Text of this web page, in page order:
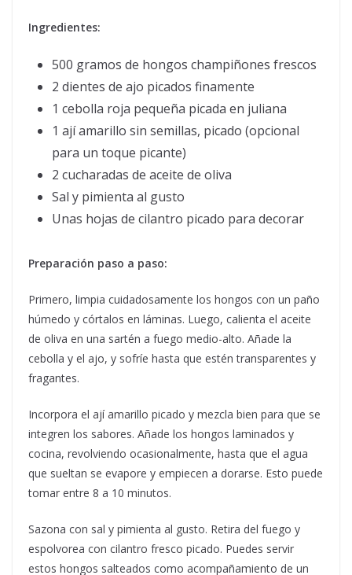
Ingredientes:
500 gramos de hongos champiñones frescos
2 dientes de ajo picados finamente
1 cebolla roja pequeña picada en juliana
1 ají amarillo sin semillas, picado (opcional
para un toque picante)
2 cucharadas de aceite de oliva
Sal y pimienta al gusto
Unas hojas de cilantro picado para decorar
Preparación paso a paso:
Primero, limpia cuidadosamente los hongos con un paño
húmedo y córtalos en láminas. Luego, calienta el aceite
de oliva en una sartén a fuego medio-alto. Añade la
cebolla y el ajo, y sofríe hasta que estén transparentes y
fragantes.
Incorpora el ají amarillo picado y mezcla bien para que se
integren los sabores. Añade los hongos laminados y
cocina, revolviendo ocasionalmente, hasta que el agua
que sueltan se evapore y empiecen a dorarse. Esto puede
tomar entre 8 a 10 minutos.
Sazona con sal y pimienta al gusto. Retira del fuego y
espolvorea con cilantro fresco picado. Puedes servir
estos hongos salteados como acompañamiento de un